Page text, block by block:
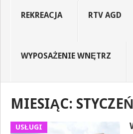
REKREACJA RTV AGD
WYPOSAŻENIE WNĘTRZ
MIESIĄC:
USŁUGI